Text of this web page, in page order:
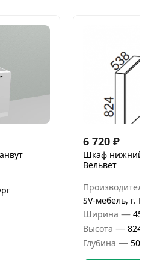
6 720 ₽
Шкаф нижний
Вельвет
Производитель
SV-мебель, г.
Ширина — 450
Высота — 824 мм
Глубина — 506